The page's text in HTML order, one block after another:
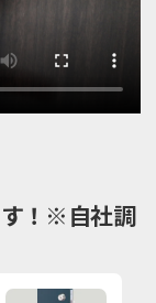
！※自社調